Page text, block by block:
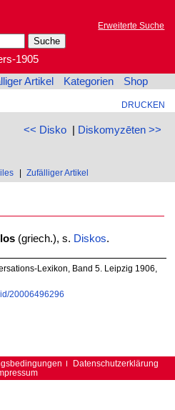
Erweiterte Suche
1905
Artikel Kategorien Shop
DRUCKEN
<< Disko| Diskomyzēten >>
Zufälliger Artikel
(griech.), s. Diskos.
Lexikon, Band 5. Leipzig 1906,
20006496296
Datenschutzerklärung